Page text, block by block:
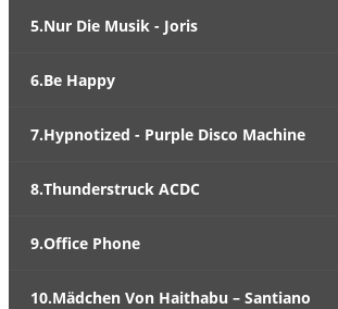
5.Nur Die Musik - Joris
6.Be Happy
7.Hypnotized - Purple Disco Machine
8.Thunderstruck ACDC
9.Office Phone
10.Mädchen Von Haithabu – Santiano